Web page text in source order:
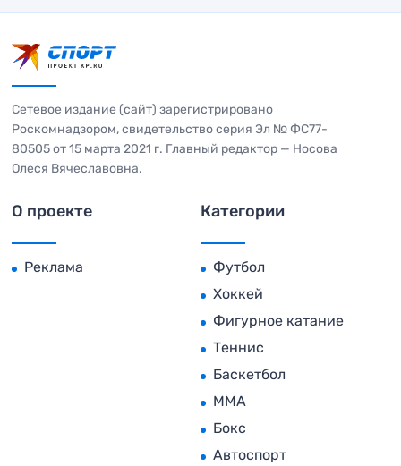
Сетевое издание (сайт) зарегистрировано
Роскомнадзором, свидетельство серия Эл № ФС77-
80505 от 15 марта 2021 г. Главный редактор — Носова
Олеся Вячеславовна.
О проекте
Реклама
Категории
Футбол
Хоккей
Фигурное катание
Теннис
Баскетбол
MMA
Бокс
Автоспорт